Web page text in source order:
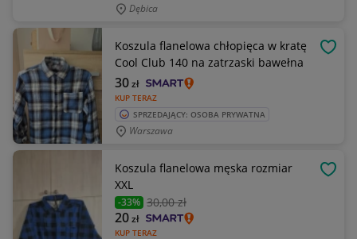
Dębica
Koszula flanelowa chłopięca w kratę
Cool Club 140 na zatrzaski bawełna
KUP TERAZ
30zł
SPRZEDAJĄCY: OSOBA PRYWATNA
Warszawa
Koszula flanelowa męska rozmiar
XXL
-33% 30,00 zł
KUP TERAZ
20zł